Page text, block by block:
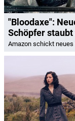
"Bloodaxe":
Schöpfer
Amazon schickt